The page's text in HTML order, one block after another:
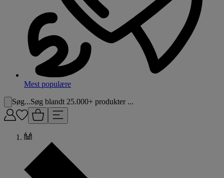
Mest populære
Søg...Søg blandt 25.000+ produkter ...